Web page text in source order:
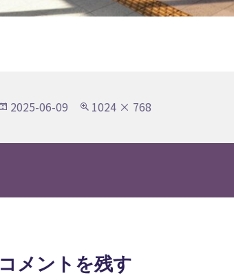
投
日:
2025-06-09
フ
サ
1024 × 768
コメントを残す